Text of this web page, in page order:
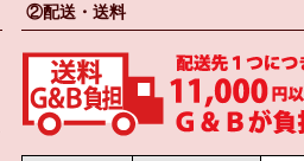
②配送・送料